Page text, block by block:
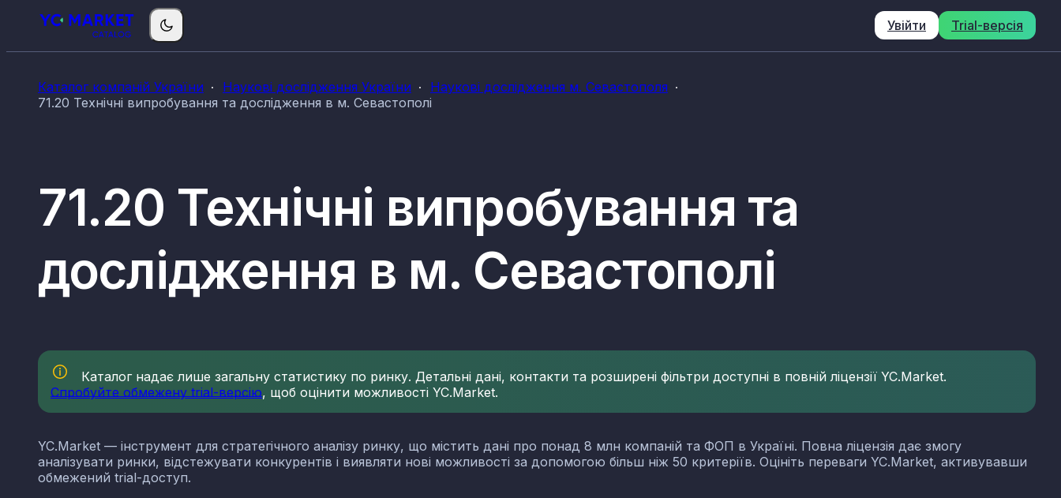
Увійти Trial-версія
Каталог компаній України Наукові дослідження України
Наукові дослідження м. Севастополя
71.20 Технічні випробування та дослідження в м. Севастополі
71.20 Технічні випробування та
дослідження в м. Севастополі
Каталог надає лише загальну статистику по ринку. Детальні дані, контакти та розширені фільтри доступні в повній ліцензії YC.Market.
Спробуйте обмежену trial-версію, щоб оцінити можливості YC.Market.
YC.Market — інструмент для стратегічного аналізу ринку, що містить дані про понад 8 млн компаній та ФОП в Україні. Повна ліцензія дає змогу
аналізувати ринки, відстежувати конкурентів і виявляти нові можливості за допомогою більш ніж 50 критеріїв. Оцініть переваги YC.Market, активувавши
обмежений trial-доступ.